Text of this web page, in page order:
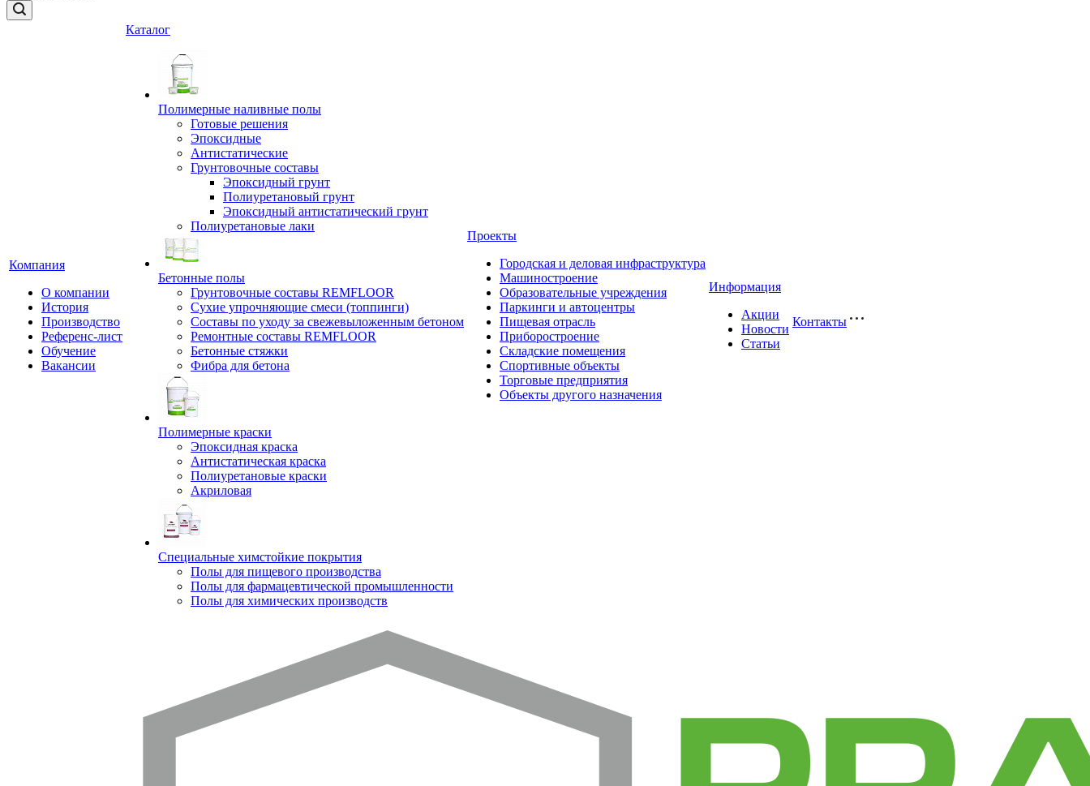
Компания
О компании
История
Производство
Референс-лист
Обучение
Вакансии
Каталог
Полимерные наливные полы
Готовые решения
Эпоксидные
Антистатические
Грунтовочные составы
Эпоксидный грунт
Полиуретановый грунт
Эпоксидный антистатический грунт
Полиуретановые лаки
Бетонные полы
Грунтовочные составы REMFLOOR
Сухие упрочняющие смеси (топпинги)
Составы по уходу за свежевыложенным бетоном
Ремонтные составы REMFLOOR
Бетонные стяжки
Фибра для бетона
Полимерные краски
Эпоксидная краска
Антистатическая краска
Полиуретановые краски
Акриловая
Специальные химстойкие покрытия
Полы для пищевого производства
Полы для фармацевтической промышленности
Полы для химических производств
Проекты
Городская и деловая инфраструктура
Машиностроение
Образовательные учреждения
Паркинги и автоцентры
Пищевая отрасль
Приборостроение
Складские помещения
Спортивные объекты
Торговые предприятия
Объекты другого назначения
Информация
Акции
Новости
Статьи
Контакты